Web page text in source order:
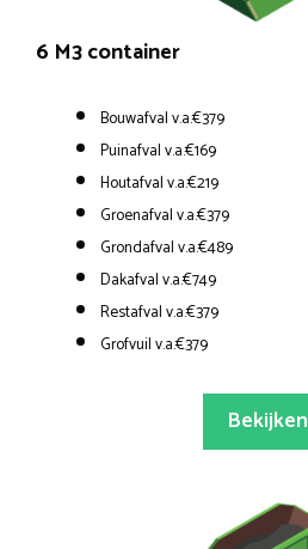
6 M3 container
Bouwafval v.a.€379
Puinafval v.a.€169
Houtafval v.a.€219
Groenafval v.a.€379
Grondafval v.a.€489
Dakafval v.a.€749
Restafval v.a.€379
Grofvuil v.a.€379
Bekijken